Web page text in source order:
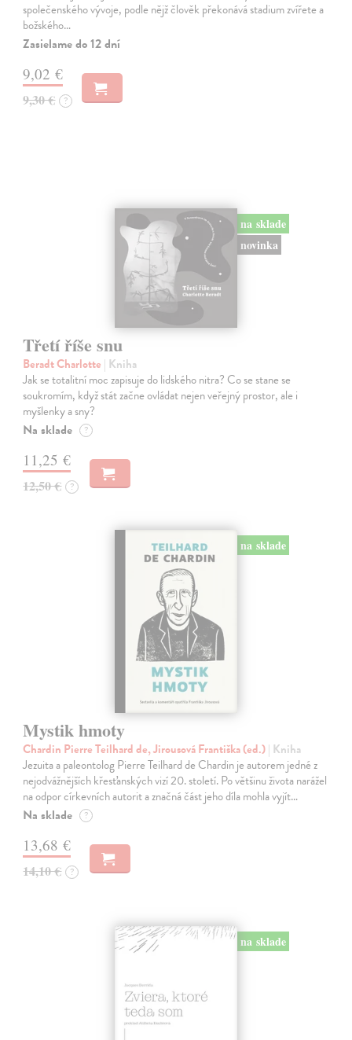
společenského vývoje, podle nějž člověk překonává stadium zvířete a
božského…
Zasielame do 12 dní
9,02 €
9,30 € ?
na sklade
novinka
Třetí říše snu
Beradt Charlotte | Kniha
Jak se totalitní moc zapisuje do lidského nitra? Co se stane se
soukromím, když stát začne ovládat nejen veřejný prostor, ale i
myšlenky a sny?
Na sklade ?
11,25 €
12,50 € ?
na sklade
Mystik hmoty
Chardin Pierre Teilhard de, Jirousová Františka (ed.)| Kniha
Jezuita a paleontolog Pierre Teilhard de Chardin je autorem jedné z
nejodvážnějších křesťanských vizí 20. století. Po většinu života narážel
na odpor církevních autorit a značná část jeho díla mohla vyjít…
Na sklade ?
13,68 €
14,10 € ?
na sklade